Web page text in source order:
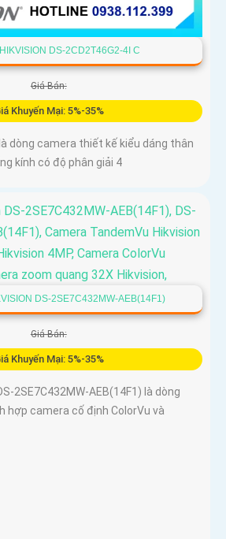
DS-2CD2T46G2-4I C
Giá Bán:
Khuyến Mại: 5%-35%
dòng camera thiết kế kiểu dáng thân
kính có độ phân giải 4
DS-2SE7C432MW-AEB(14F1)
Giá Bán:
Khuyến Mại: 5%-35%
2SE7C432MW-AEB(14F1) là dòng
hợp camera cố định ColorVu và